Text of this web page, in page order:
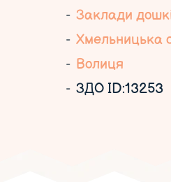
Заклади
Хмельницька
Волиця
ЗДО ID:13253